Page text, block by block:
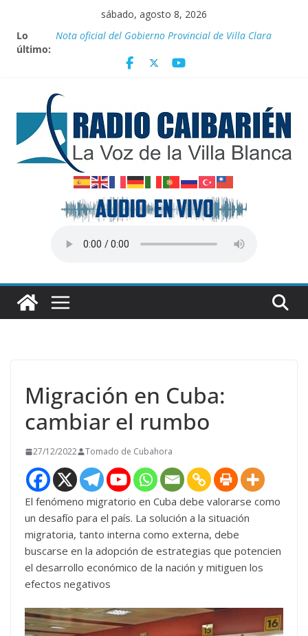
contenido
sábado, agosto 8, 2026
Lo
último:
Nuevos beneficios fiscales para impulsar las energías
renovables en Cuba
Fidel y el deporte
Vanguardia por 3 años consecutivos
Migración en Cuba:
cambiar el rumbo
27/12/2022 Tomado de Cubahora
El fenómeno migratorio en Cuba debe valorarse como
un desafío para el país. La solución a la situación
migratoria, tanto interna como externa, debe
buscarse en la adopción de estrategias que potencien
el desarrollo económico de la nación y mitiguen los
efectos negativos